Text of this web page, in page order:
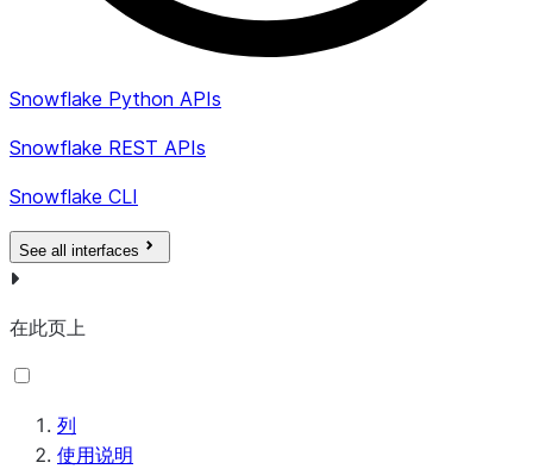
ALLOWED_INTEGRATION_TYPES VARCHAR
ALLOWED_ACCOUNTS
Snowflake Python APIs
Snowflake REST APIs
Snowflake CLI
See all interfaces
在此页上
列
使用说明